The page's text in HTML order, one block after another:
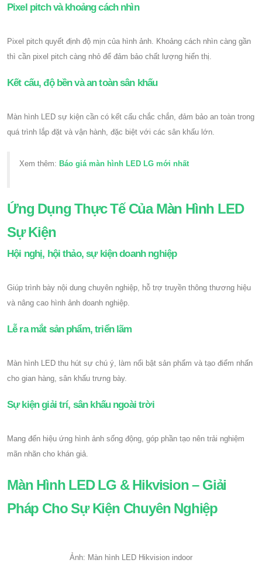
Pixel pitch và khoảng cách nhìn
Pixel pitch quyết định độ mịn của hình ảnh. Khoảng cách nhìn càng gần
thì cần pixel pitch càng nhỏ để đảm bảo chất lượng hiển thị.
Kết cấu, độ bền và an toàn sân khấu
Màn hình LED sự kiện cần có kết cấu chắc chắn, đảm bảo an toàn trong
quá trình lắp đặt và vận hành, đặc biệt với các sân khấu lớn.
Xem thêm: Báo giá màn hình LED LG mới nhất
Ứng Dụng Thực Tế Của Màn Hình LED
Sự Kiện
Hội nghị, hội thảo, sự kiện doanh nghiệp
Giúp trình bày nội dung chuyên nghiệp, hỗ trợ truyền thông thương hiệu
và nâng cao hình ảnh doanh nghiệp.
Lễ ra mắt sản phẩm, triển lãm
Màn hình LED thu hút sự chú ý, làm nổi bật sản phẩm và tạo điểm nhấn
cho gian hàng, sân khấu trưng bày.
Sự kiện giải trí, sân khấu ngoài trời
Mang đến hiệu ứng hình ảnh sống động, góp phần tạo nên trải nghiệm
mãn nhãn cho khán giả.
Màn Hình LED LG & Hikvision – Giải
Pháp Cho Sự Kiện Chuyên Nghiệp
Ảnh: Màn hình LED Hikvision indoor